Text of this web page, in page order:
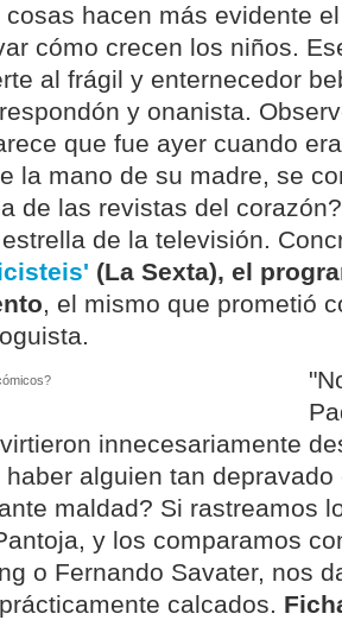
cosas hacen más evidente
cómo crecen los niños.
al frágil y enternecedor
y onanista.
que fue ayer cuando
la mano de su madre, se
de las revistas del
de la televisión.
(La Sexta), el
, el mismo que prometió
innecesariamente
haber alguien tan
maldad? Si rastreamos
y los comparamos
o Fernando Savater, nos
calcados.